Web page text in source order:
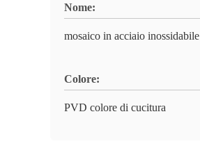
Nome:
mosaico in acciaio inossidabile
Colore:
PVD colore di cucitura